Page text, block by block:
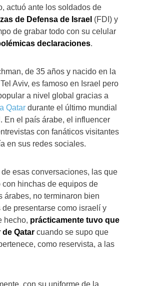
actuó ante los soldados de
de Defensa de Israel (FDI) y
de grabar todo con su celular
declaraciones.
de 35 años y nacido en la
Aviv, es famoso en Israel pero
a nivel global gracias a
Qatar durante el último mundial
En el país árabe, el influencer
con fanáticos visitantes
en sus redes sociales.
esas conversaciones, las que
con hinchas de equipos de
árabes, no terminaron bien
de presentarse como israelí y
hecho, prácticamente tuvo que
de Qatar cuando se supo que
como reservista, a las
con su uniforme de la